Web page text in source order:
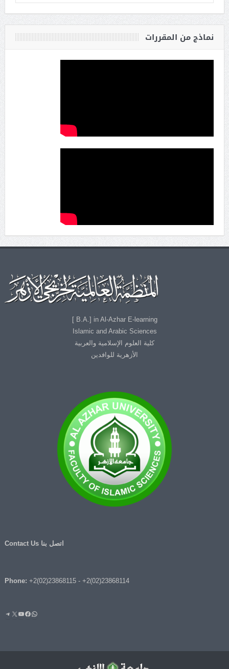
نماذج من المقررات
B.A.] in Al-Azhar E-learning ]
Islamic and Arabic Sciences
كلية العلوم الإسلامية والعربية
الأزهرية للوافدين
اتصل بنا Contact Us
Phone: +2(02)23868115- +2(02)23868114
واتساب
فيسبوك
يوتيوب
إكس